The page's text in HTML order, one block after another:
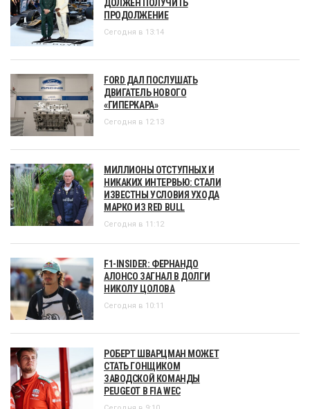
ДОЛЖЕН ПОЛУЧИТЬ
ПРОДОЛЖЕНИЕ
Сегодня в 13:14
FORD ДАЛ ПОСЛУШАТЬ
ДВИГАТЕЛЬ НОВОГО
«ГИПЕРКАРА»
Сегодня в 12:13
МИЛЛИОНЫ ОТСТУПНЫХ И
НИКАКИХ ИНТЕРВЬЮ: СТАЛИ
ИЗВЕСТНЫ УСЛОВИЯ УХОДА
МАРКО ИЗ RED BULL
Сегодня в 11:12
F1-INSIDER: ФЕРНАНДО
АЛОНСО ЗАГНАЛ В ДОЛГИ
НИКОЛУ ЦОЛОВА
Сегодня в 10:11
РОБЕРТ ШВАРЦМАН МОЖЕТ
СТАТЬ ГОНЩИКОМ
ЗАВОДСКОЙ КОМАНДЫ
PEUGEOT В FIA WEC